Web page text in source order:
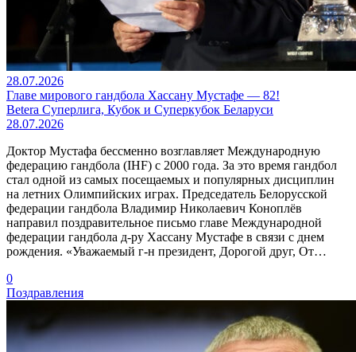
28.07.2026
Главе мирового гандбола Хассану Мустафе — 82!
Betera Суперлига, Кубок и Суперкубок Беларуси
28.07.2026
Доктор Мустафа бессменно возглавляет Международную
федерацию гандбола (IHF) с 2000 года. За это время гандбол
стал одной из самых посещаемых и популярных дисциплин
на летних Олимпийских играх. Председатель Белорусской
федерации гандбола Владимир Николаевич Коноплёв
направил поздравительное письмо главе Международной
федерации гандбола д-ру Хассану Мустафе в связи с днем
рождения. «Уважаемый г-н президент, Дорогой друг, От…
0
Поздравления